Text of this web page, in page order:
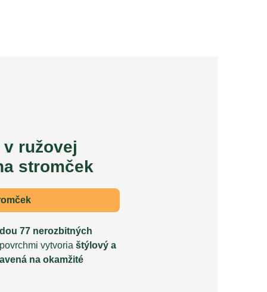
ružovej
stromček
77 nerozbitných
vytvoria štýlový a
na okamžité